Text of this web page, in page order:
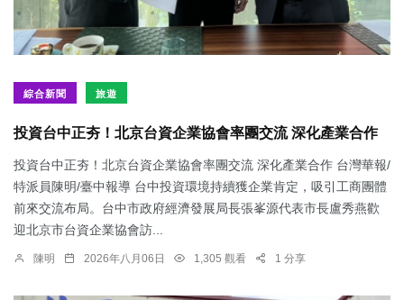
綜合新聞 旅遊
投資台中正夯！北京台資企業協會率團交流 深化產業合作
投資台中正夯！北京台資企業協會率團交流 深化產業合作 台灣華報/
特派員陳明/臺中報導 台中投資環境持續獲企業肯定，吸引工商團體
前來交流布局。台中市政府經濟發展局長張峯源代表市長盧秀燕歡
迎北京市台資企業協會訪...
陳明 2026年八月06日 1,305 觀看 1 分享